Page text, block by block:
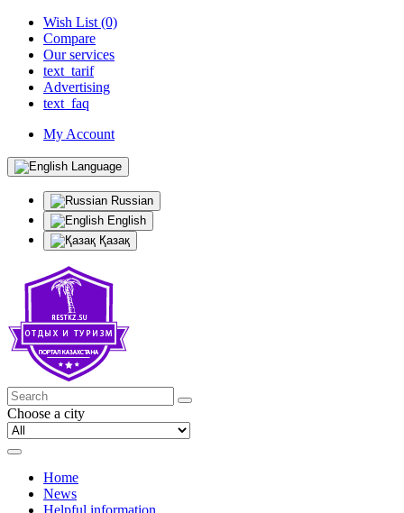
Wish List (0)
Compare
Our services
text_tarif
Advertising
text_faq
My Account
Language
Russian
English
Қазақ
Choose a city
Home
News
Helpful information